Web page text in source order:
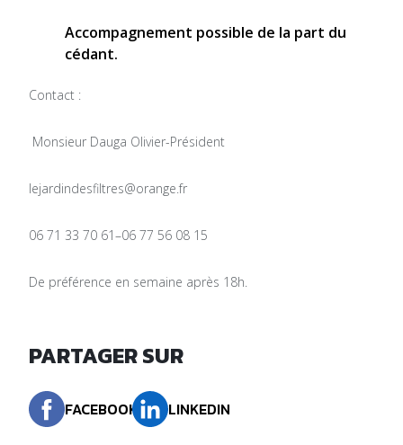
Accompagnement possible de la part du
cédant.
Contact :
Monsieur Dauga Olivier-Président
lejardindesfiltres@orange.fr
06 71 33 70 61–06 77 56 08 15
De préférence en semaine après 18h.
PARTAGER SUR
FACEBOOK LINKEDIN